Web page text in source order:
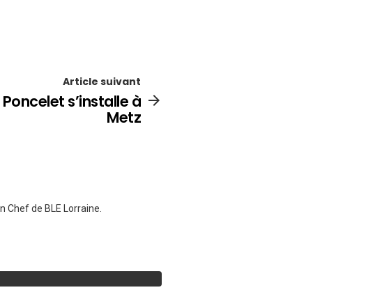
Article suivant
s’installe à
Metz
Chef de BLE Lorraine.